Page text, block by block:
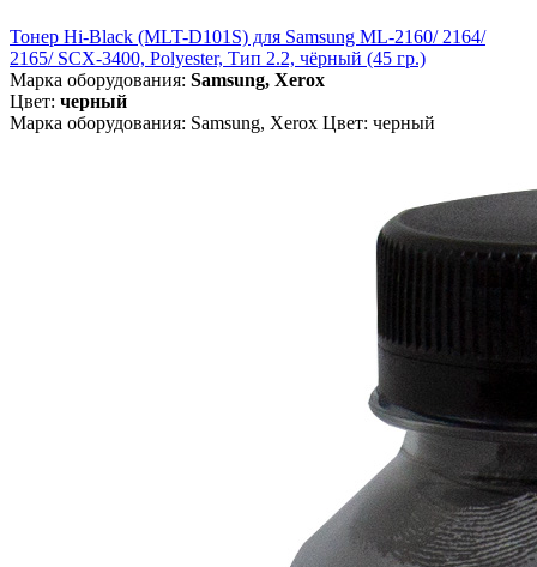
Тонер Hi-Black (MLT-D101S) для Samsung ML-2160/ 2164/
2165/ SCX-3400, Polyester, Тип 2.2, чёрный (45 гр.)
Марка оборудования: Samsung, Xerox
Цвет: черный
Марка оборудования: Samsung, Xerox Цвет: черный